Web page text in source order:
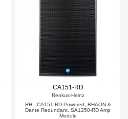
CA151-RD
Renkus-Heinz
RH - CA151-RD Powered, RHAON &
Dante Redundant, SA1250-RD Amp
Module